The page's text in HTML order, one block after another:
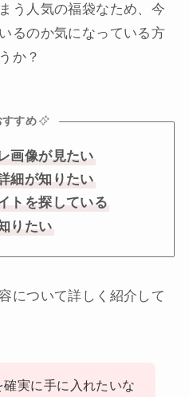
う人気の福袋なため、今
るのか気になっている方
か？
すめ
画像が見たい
細が知りたい
トを探している
りたい
について詳しく紹介して
確実に手に入れたいな